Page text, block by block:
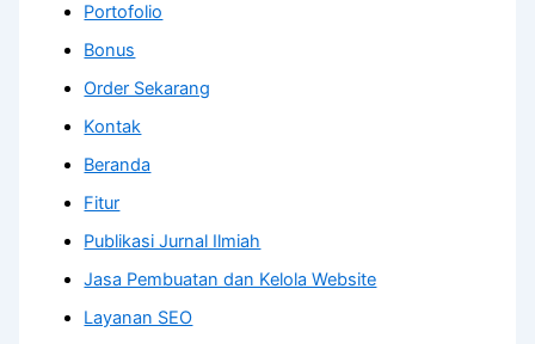
Portofolio
Bonus
Order Sekarang
Kontak
Beranda
Fitur
Publikasi Jurnal Ilmiah
Jasa Pembuatan dan Kelola Website
Layanan SEO